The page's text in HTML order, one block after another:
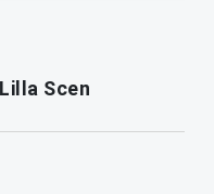
Scen